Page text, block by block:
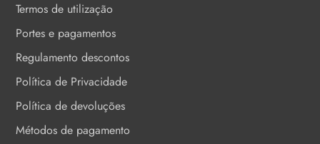
Termos de utilização
Portes e pagamentos
Regulamento descontos
Política de Privacidade
Política de devoluções
Métodos de pagamento